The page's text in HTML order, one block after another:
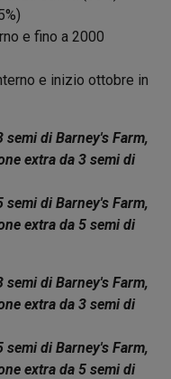
e fino a 2000
e inizio ottobre in
di Barney's Farm,
extra da 3 semi di
di Barney's Farm,
extra da 5 semi di
di Barney's Farm,
extra da 3 semi di
di Barney's Farm,
extra da 5 semi di